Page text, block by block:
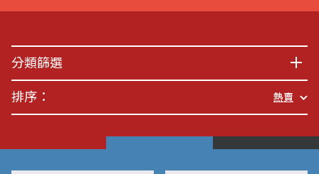
分類篩選
排序： 熱賣